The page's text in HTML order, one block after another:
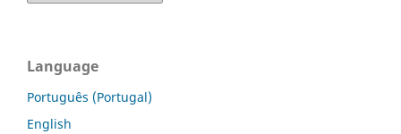
Language
Português (Portugal)
English